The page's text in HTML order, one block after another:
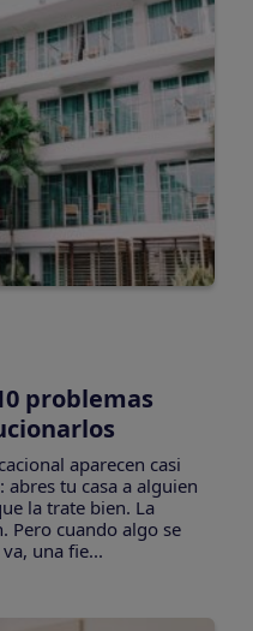
problemas
aparecen casi
tu casa a alguien
la trate bien. La
Pero cuando algo se
una fie...